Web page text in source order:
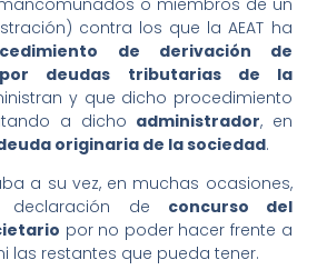
contra los que la AEAT ha
de derivación de
por deudas tributarias de la
y que dicho procedimiento
a dicho administrador, en
originaria de la sociedad.
a su vez, en muchas ocasiones,
declaración de concurso del
por no poder hacer frente a
las restantes que pueda tener.